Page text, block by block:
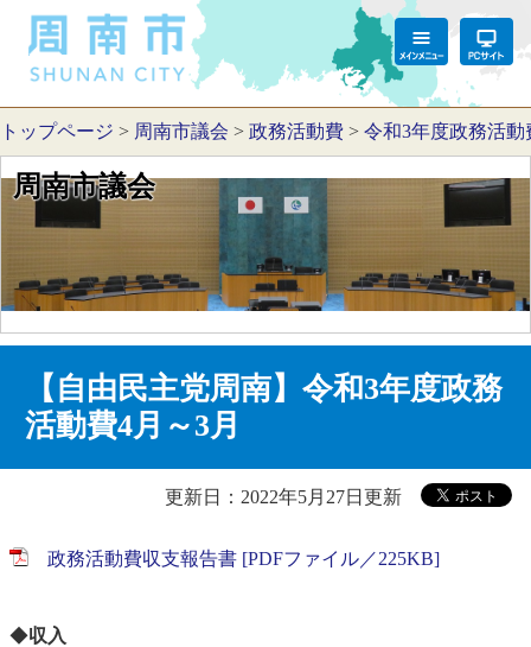
トップページ > 周南市議会 > 政務活動費 > 令和3年度政務活
周南市議会
【自由民主党周南】令和3年度政務
活動費4月～3月
更新日：2022年5月27日更新
政務活動費収支報告書 [PDFファイル／225KB]
◆収入